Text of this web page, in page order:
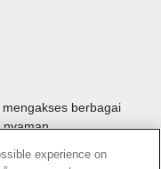
berbagai
nyaman.
experience on